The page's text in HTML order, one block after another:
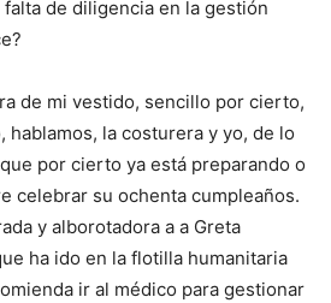
de diligencia en la gestión
de mi vestido, sencillo por cierto,
hablamos, la costurera y yo, de lo
por cierto ya está preparando o
celebrar su ochenta cumpleaños.
y alborotadora a a Greta
ha ido en la flotilla humanitaria
ir al médico para gestionar